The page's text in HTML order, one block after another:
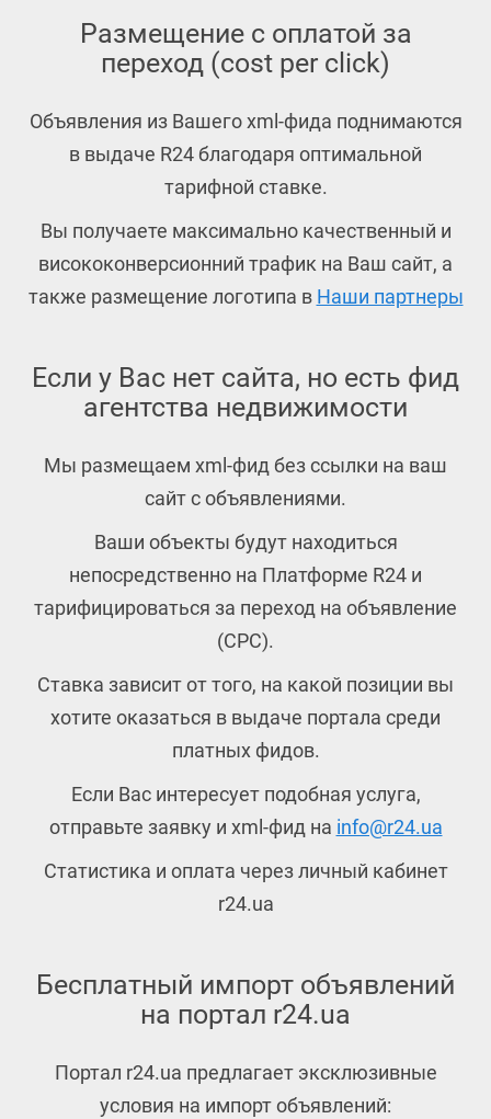
Размещение с оплатой за
переход (cost per click)
Объявления из Вашего xml-фида поднимаются
в выдаче R24 благодаря оптимальной
тарифной ставке.
Вы получаете максимально качественный и
висококонверсионний трафик на Ваш сайт, а
также размещение логотипа в Наши партнеры
Если у Вас нет сайта, но есть фид
агентства недвижимости
Мы размещаем xml-фид без ссылки на ваш
сайт с объявлениями.
Ваши объекты будут находиться
непосредственно на Платформе R24 и
тарифицироваться за переход на объявление
(CPC).
Ставка зависит от того, на какой позиции вы
хотите оказаться в выдаче портала среди
платных фидов.
Если Вас интересует подобная услуга,
отправьте заявку и xml-фид на info@r24.ua
Статистика и оплата через личный кабинет
r24.ua
Бесплатный импорт объявлений
на портал r24.ua
Портал r24.ua предлагает эксклюзивные
условия на импорт объявлений: